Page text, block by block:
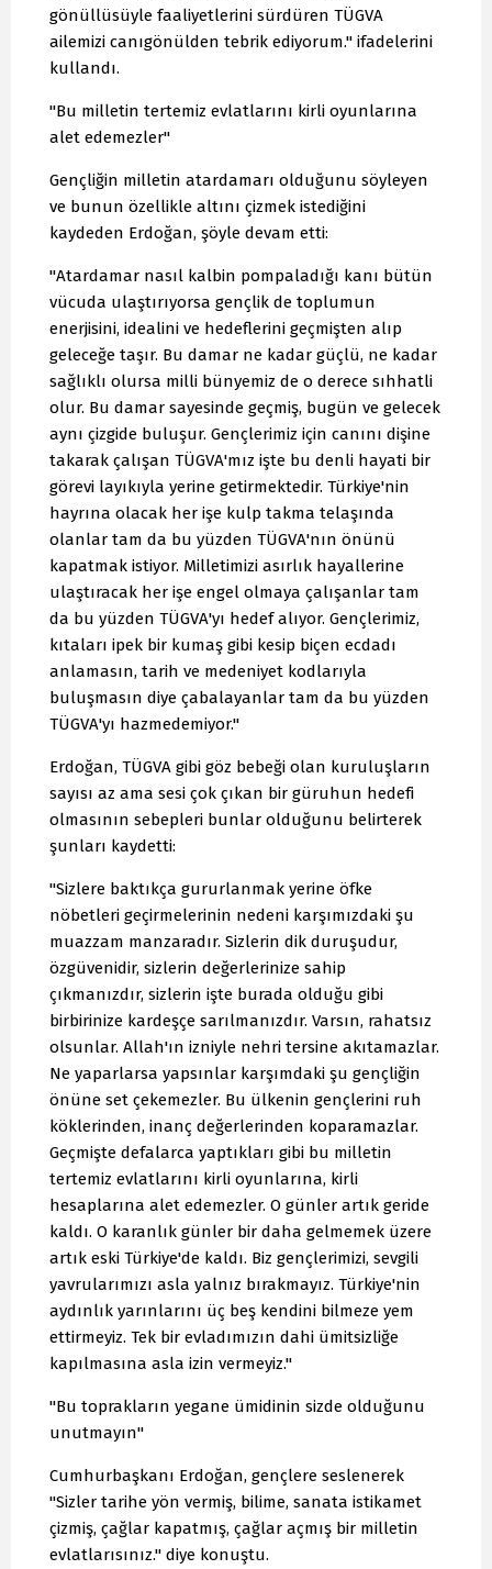
gönüllüsüyle faaliyetlerini sürdüren TÜGVA
ailemizi canıgönülden tebrik ediyorum." ifadelerini
kullandı.
"Bu milletin tertemiz evlatlarını kirli oyunlarına
alet edemezler"
Gençliğin milletin atardamarı olduğunu söyleyen
ve bunun özellikle altını çizmek istediğini
kaydeden Erdoğan, şöyle devam etti:
"Atardamar nasıl kalbin pompaladığı kanı bütün
vücuda ulaştırıyorsa gençlik de toplumun
enerjisini, idealini ve hedeflerini geçmişten alıp
geleceğe taşır. Bu damar ne kadar güçlü, ne kadar
sağlıklı olursa milli bünyemiz de o derece sıhhatli
olur. Bu damar sayesinde geçmiş, bugün ve gelecek
aynı çizgide buluşur. Gençlerimiz için canını dişine
takarak çalışan TÜGVA'mız işte bu denli hayati bir
görevi layıkıyla yerine getirmektedir. Türkiye'nin
hayrına olacak her işe kulp takma telaşında
olanlar tam da bu yüzden TÜGVA'nın önünü
kapatmak istiyor. Milletimizi asırlık hayallerine
ulaştıracak her işe engel olmaya çalışanlar tam
da bu yüzden TÜGVA'yı hedef alıyor. Gençlerimiz,
kıtaları ipek bir kumaş gibi kesip biçen ecdadı
anlamasın, tarih ve medeniyet kodlarıyla
buluşmasın diye çabalayanlar tam da bu yüzden
TÜGVA'yı hazmedemiyor."
Erdoğan, TÜGVA gibi göz bebeği olan kuruluşların
sayısı az ama sesi çok çıkan bir güruhun hedefi
olmasının sebepleri bunlar olduğunu belirterek
şunları kaydetti:
"Sizlere baktıkça gururlanmak yerine öfke
nöbetleri geçirmelerinin nedeni karşımızdaki şu
muazzam manzaradır. Sizlerin dik duruşudur,
özgüvenidir, sizlerin değerlerinize sahip
çıkmanızdır, sizlerin işte burada olduğu gibi
birbirinize kardeşçe sarılmanızdır. Varsın, rahatsız
olsunlar. Allah'ın izniyle nehri tersine akıtamazlar.
Ne yaparlarsa yapsınlar karşımdaki şu gençliğin
önüne set çekemezler. Bu ülkenin gençlerini ruh
köklerinden, inanç değerlerinden koparamazlar.
Geçmişte defalarca yaptıkları gibi bu milletin
tertemiz evlatlarını kirli oyunlarına, kirli
hesaplarına alet edemezler. O günler artık geride
kaldı. O karanlık günler bir daha gelmemek üzere
artık eski Türkiye'de kaldı. Biz gençlerimizi, sevgili
yavrularımızı asla yalnız bırakmayız. Türkiye'nin
aydınlık yarınlarını üç beş kendini bilmeze yem
ettirmeyiz. Tek bir evladımızın dahi ümitsizliğe
kapılmasına asla izin vermeyiz."
"Bu toprakların yegane ümidinin sizde olduğunu
unutmayın"
Cumhurbaşkanı Erdoğan, gençlere seslenerek
"Sizler tarihe yön vermiş, bilime, sanata istikamet
çizmiş, çağlar kapatmış, çağlar açmış bir milletin
evlatlarısınız." diye konuştu.